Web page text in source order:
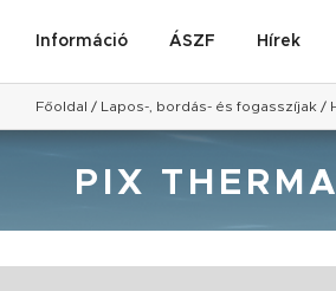
Információ ÁSZF Hírek
Főoldal / Lapos-, bordás- és fogasszíjak /
PIX